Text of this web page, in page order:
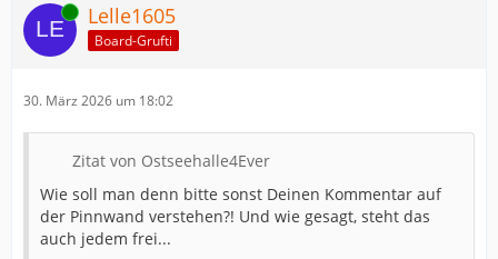
Online Lelle1605
Board-Grufti
30. März 2026 um 18:02
Zitat von Ostseehalle4Ever
Wie soll man denn bitte sonst Deinen Kommentar auf
der Pinnwand verstehen?! Und wie gesagt, steht das
auch jedem frei...